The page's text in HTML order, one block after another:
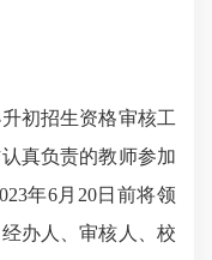
初招生资格审核工
真负责的教师参加
年6月20日前将领
办人、审核人、校